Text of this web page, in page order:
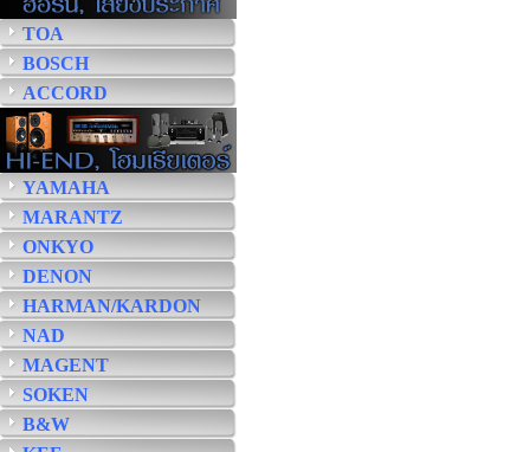
TOA
BOSCH
ACCORD
YAMAHA
MARANTZ
ONKYO
DENON
HARMAN/KARDON
NAD
MAGENT
SOKEN
B&W